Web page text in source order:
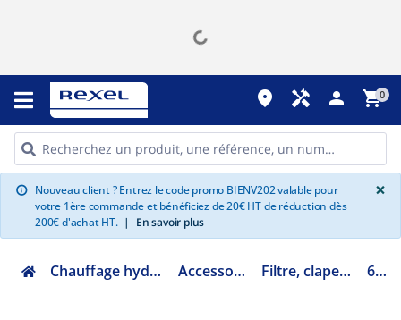
place handyman person shopping_cart0
info Nouveau client ? Entrez le code promo BIENV202 valable pour
votre 1ère commande et bénéficiez de 20€ HT de réduction dès
200€ d'achat HT. | En savoir plus
×
Chauffage hydraulique et plomberie Accessoires chaufferie Filtre, clapet et disconnecteur 63615